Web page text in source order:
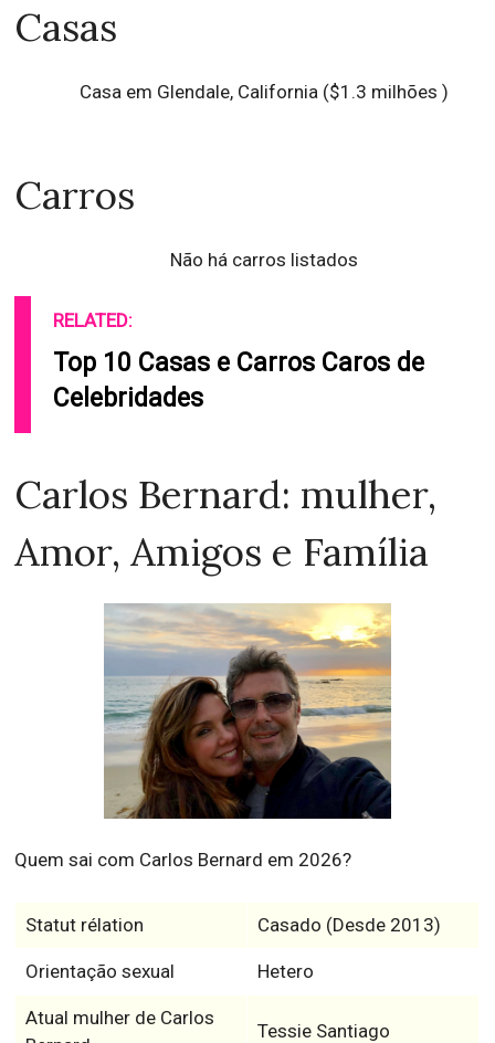
Casas
Casa em Glendale, California ($1.3 milhões )
Carros
Não há carros listados
RELATED:
Top 10 Casas e Carros Caros de
Celebridades
Carlos Bernard: mulher,
Amor, Amigos e Família
Quem sai com Carlos Bernard em 2026?
Statut rélation Casado (Desde 2013)
Orientação sexual Hetero
Atual mulher de Carlos
Tessie Santiago